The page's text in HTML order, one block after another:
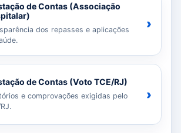
de Contas (Associação
dos repasses e aplicações
›
de Contas (Voto TCE/RJ)
e comprovações exigidas pelo
›